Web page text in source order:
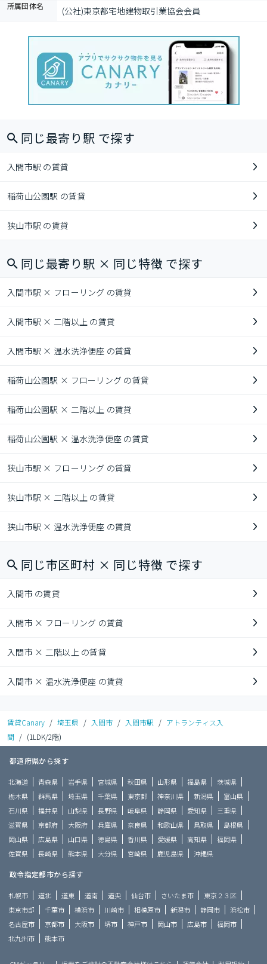
所属団体名 (公社)東京都宅地建物取引業協会会員
同じ最寄り駅 で探す
入間市駅 の賃貸
稲荷山公園駅 の賃貸
狭山市駅 の賃貸
同じ最寄り駅 × 同じ特徴 で探す
入間市駅 × フローリング の賃貸
入間市駅 × 二階以上 の賃貸
入間市駅 × 温水洗浄便座 の賃貸
稲荷山公園駅 × フローリング の賃貸
稲荷山公園駅 × 二階以上 の賃貸
稲荷山公園駅 × 温水洗浄便座 の賃貸
狭山市駅 × フローリング の賃貸
狭山市駅 × 二階以上 の賃貸
狭山市駅 × 温水洗浄便座 の賃貸
同じ市区町村 × 同じ特徴 で探す
入間市 の賃貸
入間市 × フローリング の賃貸
入間市 × 二階以上 の賃貸
入間市 × 温水洗浄便座 の賃貸
賃貸Canary / 埼玉県 / 入間市 / 入間市駅 / アトランティス入
間 / (1LDK/2階)
都道府県から探す
北海道 青森県 岩手県 宮城県 秋田県 山形県 福島県
茨城県
栃木県
群馬県 埼玉県 千葉県 東京都 神奈川県 新潟県
富山県
石川県
福井県 山梨県 長野県 岐阜県 静岡県 愛知県
三重県
滋賀県
京都府 大阪府 兵庫県 奈良県 和歌山県 鳥取県
島根県
岡山県
広島県 山口県 徳島県 香川県 愛媛県 高知県
福岡県
佐賀県
長崎県 熊本県 大分県 宮崎県 鹿児島県 沖縄県
政令指定都市から探す
札幌市 道北 道東 道南 道央 仙台市 さいたま市
東京２３区
東京市部
千葉市 横浜市 川崎市 相模原市 新潟市 静岡市
浜松市
名古屋市
京都市 大阪市 堺市 神戸市 岡山市 広島市
福岡市
北九州市
熊本市